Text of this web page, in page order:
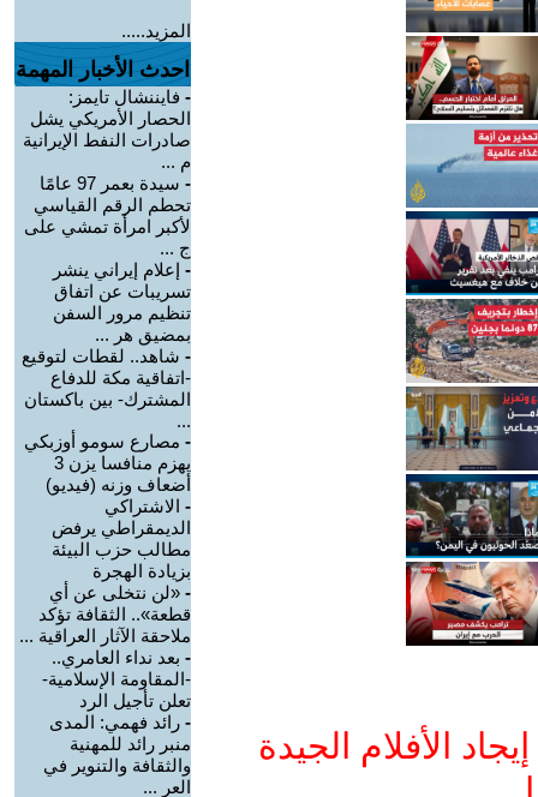
الأفلام الجيدة
المزيد.....
احدث الأخبار المهمة
- فايننشال تايمز:
الحصار الأمريكي يشل
صادرات النفط الإيرانية
م ...
-
سيدة بعمر 97 عامًا
تحطم الرقم القياسي
لأكبر امرأة تمشي على
ج ...
- إعلام إيراني ينشر
تسريبات عن اتفاق
تنظيم مرور السفن
بمضيق هر ...
- شاهد.. لقطات لتوقيع
-اتفاقية مكة للدفاع
المشترك- بين باكستان
...
- مصارع سومو أوزبكي
يهزم منافسا يزن 3
أضعاف وزنه (فيديو)
- الاشتراكي
الديمقراطي يرفض
مطالب حزب البيئة
بزيادة الهجرة
- «لن نتخلى عن أي
قطعة».. الثقافة تؤكد
ملاحقة الآثار العراقية ...
- بعد نداء العامري..
-المقاومة الإسلامية-
تعلن تأجيل الرد
- رائد فهمي: المدى
منبر رائد للمهنية
والثقافة والتنوير في
العر ...